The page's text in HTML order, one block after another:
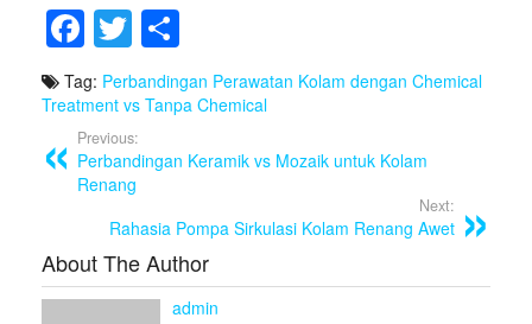
F
a
c
e
b
o
k
T
wi
tt
er
h
ar
e
Tag: Perbandingan Perawatan Kolam dengan Chemical
Treatment vs Tanpa Chemical
Previous:
Perbandingan Keramik vs Mozaik untuk Kolam
Renang
Next:
Rahasia Pompa Sirkulasi Kolam Renang Awet
About The Author
admin